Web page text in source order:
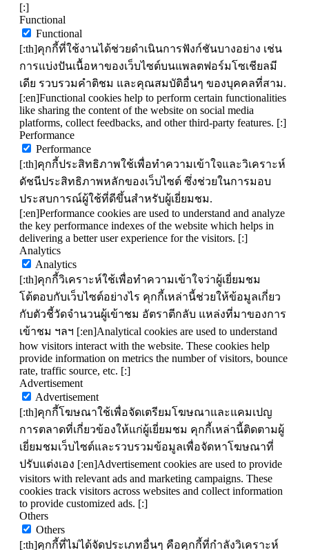
[:]
Functional
Functional
[:th]คุกกี้ที่ใช้งานได้ช่วยดำเนินการฟังก์ชันบางอย่าง เช่น
การแบ่งปันเนื้อหาของเว็บไซต์บนแพลตฟอร์มโซเชียลมี
เดีย รวบรวมคำติชม และคุณสมบัติอื่นๆ ของบุคคลที่สาม.
[:en]Functional cookies help to perform certain functionalities
like sharing the content of the website on social media
platforms, collect feedbacks, and other third-party features. [:]
Performance
Performance
[:th]คุกกี้ประสิทธิภาพใช้เพื่อทำความเข้าใจและวิเคราะห์
ดัชนีประสิทธิภาพหลักของเว็บไซต์ ซึ่งช่วยในการมอบ
ประสบการณ์ผู้ใช้ที่ดีขึ้นสำหรับผู้เยี่ยมชม.
[:en]Performance cookies are used to understand and analyze
the key performance indexes of the website which helps in
delivering a better user experience for the visitors. [:]
Analytics
Analytics
[:th]คุกกี้วิเคราะห์ใช้เพื่อทำความเข้าใจว่าผู้เยี่ยมชม
โต้ตอบกับเว็บไซต์อย่างไร คุกกี้เหล่านี้ช่วยให้ข้อมูลเกี่ยว
กับตัวชี้วัดจำนวนผู้เข้าชม อัตราตีกลับ แหล่งที่มาของการ
เข้าชม ฯลฯ [:en]Analytical cookies are used to understand
how visitors interact with the website. These cookies help
provide information on metrics the number of visitors, bounce
rate, traffic source, etc. [:]
Advertisement
Advertisement
[:th]คุกกี้โฆษณาใช้เพื่อจัดเตรียมโฆษณาและแคมเปญ
การตลาดที่เกี่ยวข้องให้แก่ผู้เยี่ยมชม คุกกี้เหล่านี้ติดตามผู้
เยี่ยมชมเว็บไซต์และรวบรวมข้อมูลเพื่อจัดหาโฆษณาที่
ปรับแต่งเอง [:en]Advertisement cookies are used to provide
visitors with relevant ads and marketing campaigns. These
cookies track visitors across websites and collect information
to provide customized ads. [:]
Others
Others
[:th]คุกกี้ที่ไม่ได้จัดประเภทอื่นๆ คือคุกกี้ที่กำลังวิเคราะห์